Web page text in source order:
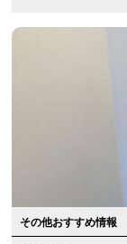
その他おすすめ情報